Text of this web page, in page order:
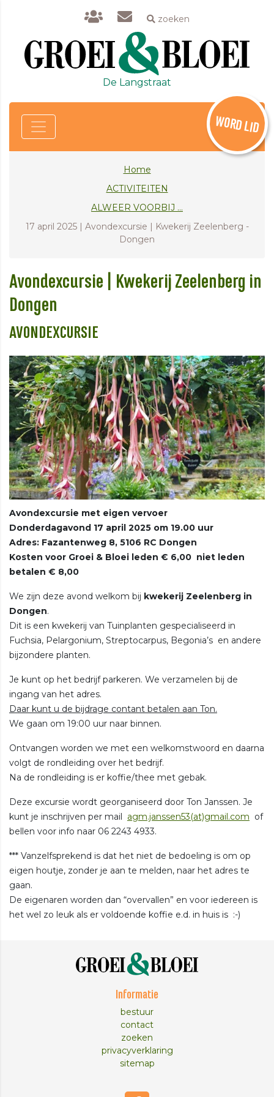
zoeken
De Langstraat
WORD LID
Home
ACTIVITEITEN
ALWEER VOORBIJ ...
17 april 2025 | Avondexcursie | Kwekerij Zeelenberg -
Dongen
Avondexcursie | Kwekerij Zeelenberg in
Dongen
AVONDEXCURSIE
Avondexcursie met eigen vervoer
Donderdagavond 17 april 2025 om 19.00 uur
Adres: Fazantenweg 8, 5106 RC Dongen
Kosten voor Groei & Bloei leden € 6,00 niet leden
betalen € 8,00
We zijn deze avond welkom bij kwekerij Zeelenberg in
Dongen.
Dit is een kwekerij van Tuinplanten gespecialiseerd in
Fuchsia, Pelargonium, Streptocarpus, Begonia’s en andere
bijzondere planten.
Je kunt op het bedrijf parkeren. We verzamelen bij de
ingang van het adres.
Daar kunt u de bijdrage contant betalen aan Ton.
We gaan om 19:00 uur naar binnen.
Ontvangen worden we met een welkomstwoord en daarna
volgt de rondleiding over het bedrijf.
Na de rondleiding is er koffie/thee met gebak.
Deze excursie wordt georganiseerd door Ton Janssen. Je
kunt je inschrijven per mail agm.janssen53(at)gmail.com of
bellen voor info naar 06 2243 4933.
*** Vanzelfsprekend is dat het niet de bedoeling is om op
eigen houtje, zonder je aan te melden, naar het adres te
gaan.
De eigenaren worden dan “overvallen” en voor iedereen is
het wel zo leuk als er voldoende koffie e.d. in huis is :-)
Informatie
bestuur
contact
zoeken
privacyverklaring
sitemap